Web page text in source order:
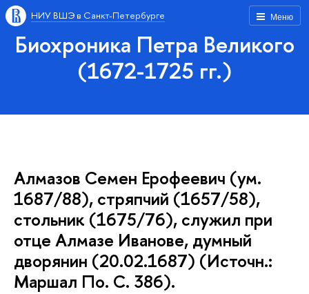
Меню
НИУ ВШЭ в Санкт-Петербурге
Биохроника Петра Великого
(1672-1725 гг.)
Алмазов Семен Ерофеевич (ум.
1687/88), стряпчий (1657/58),
стольник (1675/76), служил при
отце Алмазе Иванове, думный
дворянин (20.02.1687) (Источн.:
Маршал По. С. 386).